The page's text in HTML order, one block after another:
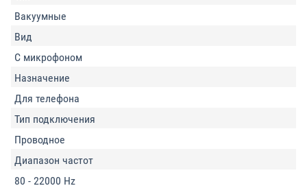
Вакуумные
Вид
С микрофоном
Назначение
Для телефона
Тип подключения
Проводное
Диапазон частот
80 - 22000 Hz